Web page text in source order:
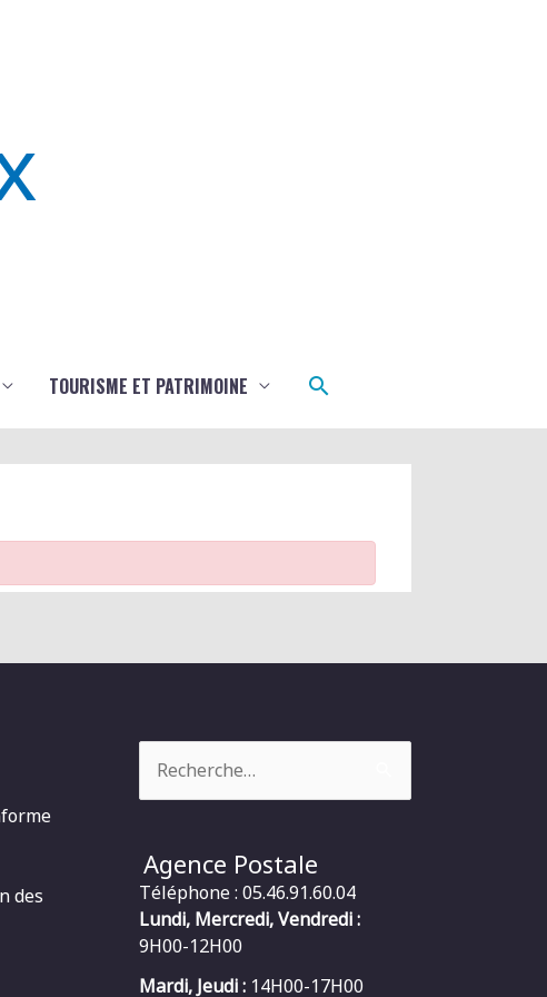
TOURISME ET PATRIMOINE Rechercher
des
Agence Postale
Téléphone : 05.46.91.60.04
Lundi, Mercredi, Vendredi :
9H00-12H00
Mardi, Jeudi : 14H00-17H00